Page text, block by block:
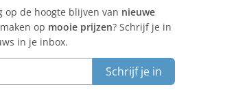
op de hoogte blijven van nieuwe
op mooie prijzen? Schrijf je in
in je inbox.
Schrijf je in